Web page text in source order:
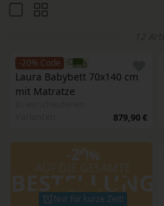
-20% Code
Laura Babybett 70x140 cm
mit Matratze
879,90 €
BESTELLUNG
Nur für kurze Zeit!